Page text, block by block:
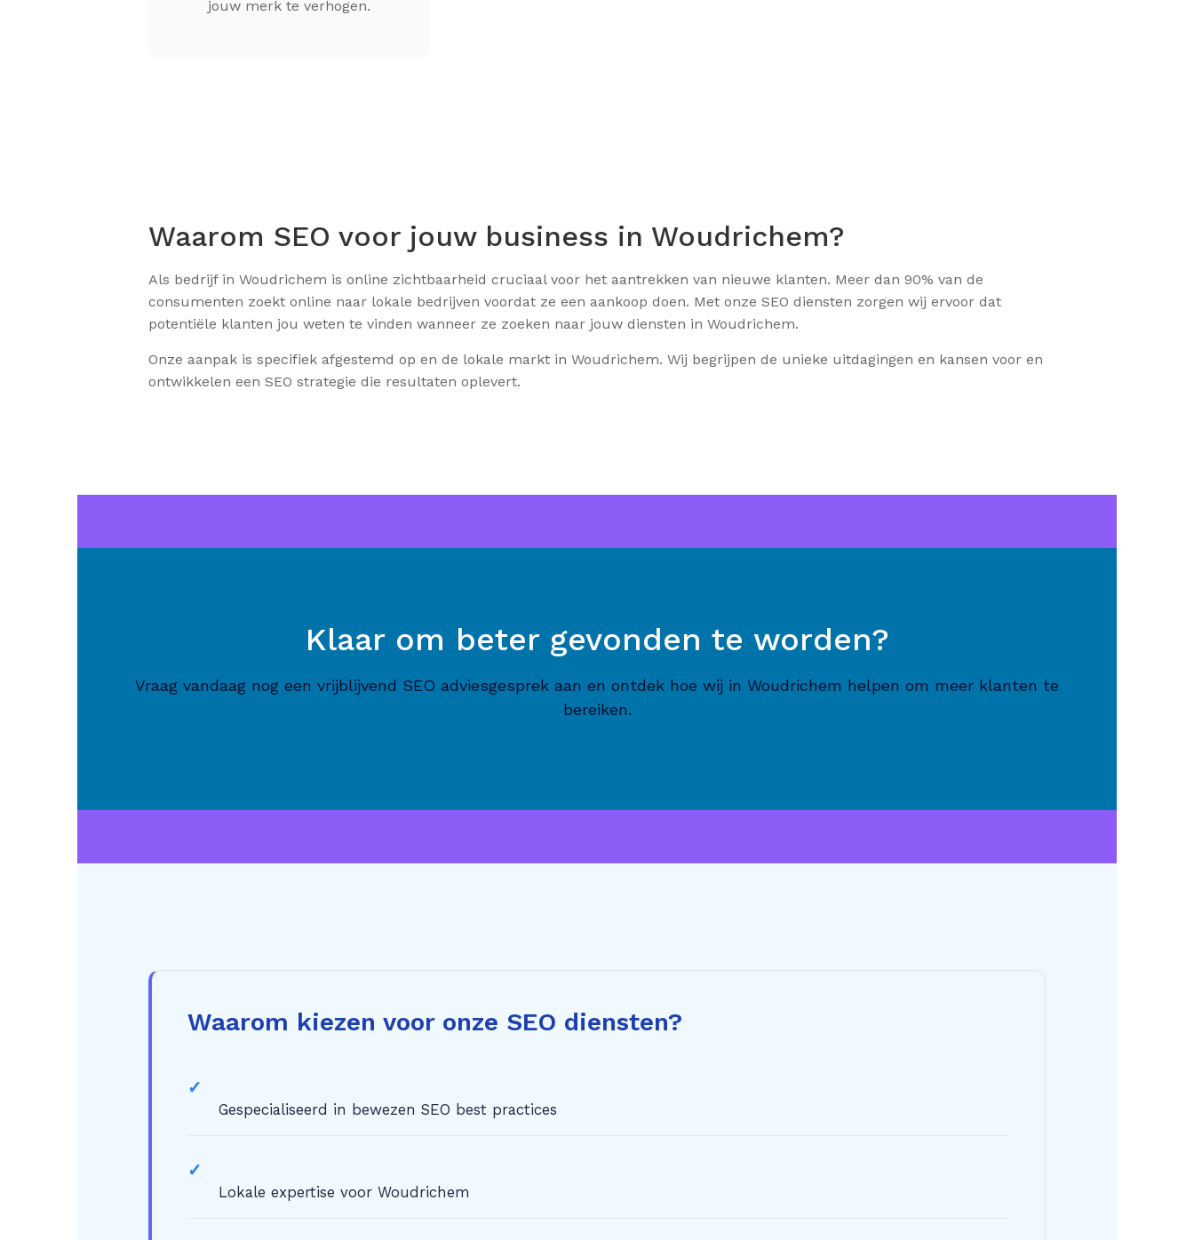
jouw merk te verhogen.
Waarom SEO voor jouw business in Woudrichem?
Als bedrijf in Woudrichem is online zichtbaarheid cruciaal voor het aantrekken van nieuwe klanten. Meer dan 90% van de
consumenten zoekt online naar lokale bedrijven voordat ze een aankoop doen. Met onze SEO diensten zorgen wij ervoor dat
potentiële klanten jou weten te vinden wanneer ze zoeken naar jouw diensten in Woudrichem.
Onze aanpak is specifiek afgestemd op en de lokale markt in Woudrichem. Wij begrijpen de unieke uitdagingen en kansen voor en
ontwikkelen een SEO strategie die resultaten oplevert.
Klaar om beter gevonden te worden?
Vraag vandaag nog een vrijblijvend SEO adviesgesprek aan en ontdek hoe wij in Woudrichem helpen om meer klanten te
bereiken.
Waarom kiezen voor onze SEO diensten?
✓
Gespecialiseerd in bewezen SEO best practices
✓
Lokale expertise voor Woudrichem